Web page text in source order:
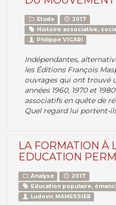
Etude
2017
Histoire associative,
Philippe VICARI
Indépendantes,
les Éditions François
ouvrages qui ont trouvé
années 1960, 1970 et
associatifs en quête de
Quel regard lui portent-
LA FORMATION À
EDUCATION
Analyse
2017
Education populaire,
Ludovic MAMESSIER